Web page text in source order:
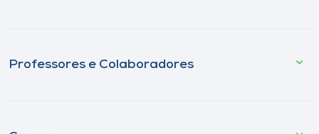
Professores e Colaboradores